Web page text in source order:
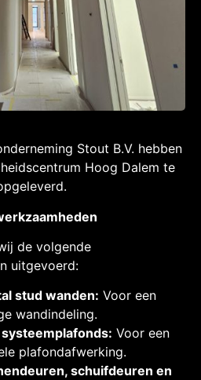
Stout B.V. hebben
Hoog Dalem te
de volgende
uitgevoerd:
stud wanden: Voor een
wandindeling.
Voor een
plafondafwerking.
schuifdeuren en